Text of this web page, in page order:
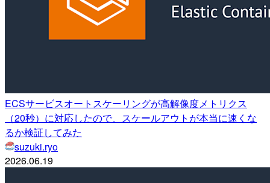
ECSサービスオートスケーリングが高解像度メトリクス
（20秒）に対応したので、スケールアウトが本当に速くな
るか検証してみた
suzuki.ryo
2026.06.19